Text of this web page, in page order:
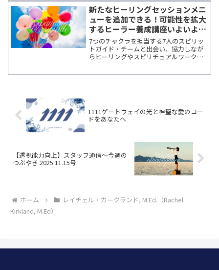
ラクティショナートレーニングです。
新たなヒーリングセッションメニ
ューを追加できる！可能性を拡大
するヒーラー養成講座いよいよス
タート！
7つのチャクラを担当する7人のスピリッ
トガイド・チームと出会い、協力しなが
らヒーリングやスピリチュアルワークを
1111ゲートウェイの光と神聖な愛のコー
ドをあなたへ
【透視能力向上】スタッフ通信～今週の
つぶやき 2025.11.15号
ホーム
レイチェル・カークランド, M.Ed.（Rachel
Kirkland, M.Ed）